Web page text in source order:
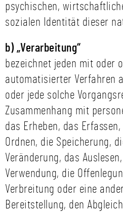
psychischen,
sozialen Identität dieser
b) „Verarbeitung“
bezeichnet jeden mit oder
automatisierter Verfahren
oder jede solche
Zusammenhang mit
das Erheben, das
Ordnen, die Speicherung,
Veränderung, das
Verwendung, die
Verbreitung oder eine
Bereitstellung, den